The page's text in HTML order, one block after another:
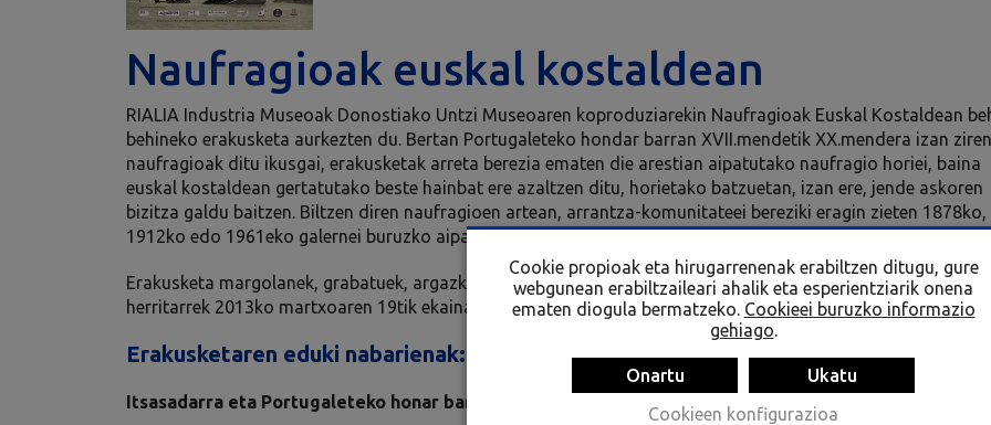
Naufragioak euskal kostaldean
RIALIA Industria Museoak Donostiako Untzi Museoaren koproduziarekin Naufragioak Euskal Kostaldean
behineko erakusketa aurkezten du. Bertan Portugaleteko hondar barran XVII.mendetik XX.mendera izan ziren
naufragioak ditu ikusgai, erakusketak arreta berezia ematen die arestian aipatutako naufragio horiei, baina
euskal kostaldean gertatutako beste hainbat ere azaltzen ditu, horietako batzuetan, izan ere, jende askoren
bizitza galdu baitzen. Biltzen diren naufragioen artean, arrantza-komunitateei bereziki eragin zieten 1878ko,
1912ko edo 1961eko galernei buruzko aipamen berezia egiten da.
Erakusketa margolanek, grabatuek, argazkiek, maketek eta mota desberdineko objektuek osatzen dute, eta
herritarrek 2013ko martxoaren 19tik ekainaren 12arte izango dute ikusgai.
Erakusketaren eduki nabarienak:
Itsasadarra eta Portugaleteko honar barra
Cookie propioak eta hirugarrenenak erabiltzen ditugu, gure
webgunean erabiltzaileari ahalik eta esperientziarik onena
ematen diogula bermatzeko. Cookieei buruzko informazio
gehiago
Onartu
Ukatu
Cookieen konfigurazioa